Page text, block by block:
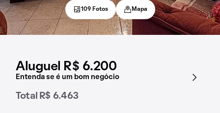
Aluguel R$ 6.200
Entenda se é um bom negócio
Total R$ 6.463
109 Fotos Mapa